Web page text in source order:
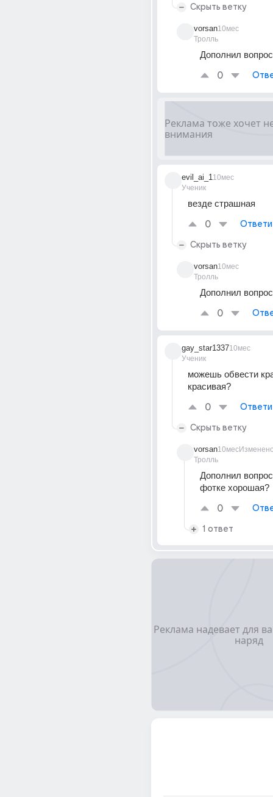
Скрыть ветку
vorsan
Тролль
10мес
Дополнил вопрос
0
evil_ai_1
Ученик
10мес
везде страшная
0
Скрыть ветку
vorsan
Тролль
10мес
Дополнил вопроc
0
gay_star1337
Ученик
10мес
можешь обвести
красивая?
0
Скрыть ветку
vorsan
Тролль
10мес
Дополнил
фотке хорошая?
0
1 ответ